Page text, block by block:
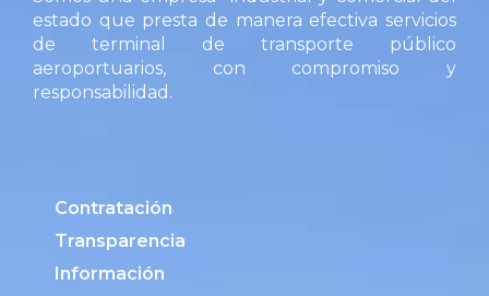
estado que presta de manera efectiva servicios
de terminal de transporte público
aeroportuarios, con compromiso y
responsabilidad.
Contratación
Transparencia
Información